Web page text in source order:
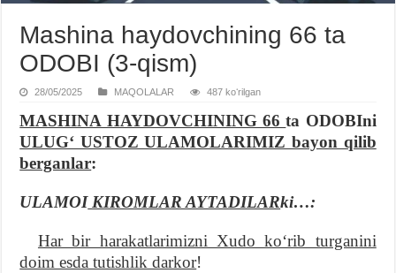
Mashina haydovchining 66 ta
ODOBI (3-qism)
28/05/2025 MAQOLALAR 487 koʻrilgan
MASHINA HAYDOVCHINING 66ta ODOBIni
ULUGʻ USTOZ ULAMOLARIMIZ bayon qilib
berganlar:
ULAMOIKIROMLAR AYTADILARki…:
Har bir harakatlarimizni Xudo koʻrib turganini
doim esda tutishlik darkor!